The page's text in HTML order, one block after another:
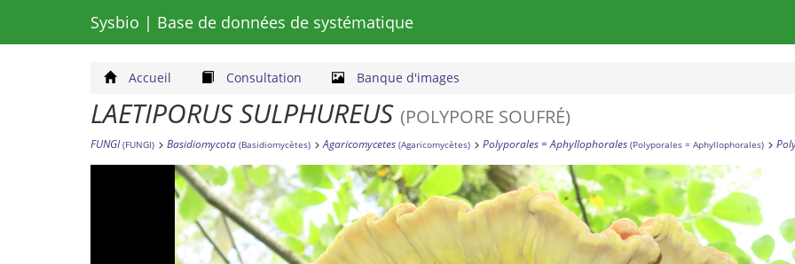
Sysbio | Base de données de systématique
Accueil Consultation Banque d'images
LAETIPORUS SULPHUREUS (POLYPORE SOUFRÉ)
FUNGI (FUNGI) Basidiomycota (Basidiomycètes) Agaricomycetes (Agaricomycètes) Polyporales = Aphyllophorales (Polyporales = Aphyllophorales)